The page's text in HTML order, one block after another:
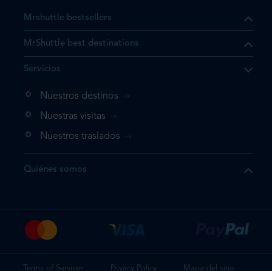
Mrshuttle bestsellers
MrShuttle best destinations
Servicios
Nuestros destinos
Nuestras visitas
Nuestros traslados
Quiénes somos
Terms of Services Privacy Policy Mapa del sitio